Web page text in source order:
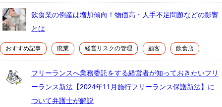
飲食業の倒産は増加傾向！物価高・人手不足問題などの影響
とは
おすすめ記事 廃業 経営リスクの管理 顧客 飲食店
フリーランスへ業務委託をする経営者が知っておきたいフリ
ーランス新法【2024年11月施行フリーランス保護新法】に
ついて弁護士が解説